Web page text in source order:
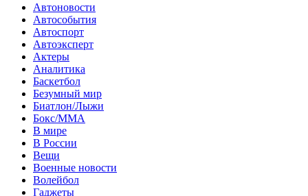
Автоновости
Автособытия
Автоспорт
Автоэксперт
Актеры
Аналитика
Баскетбол
Безумный мир
Биатлон/Лыжи
Бокс/MMA
В мире
В России
Вещи
Военные новости
Волейбол
Гаджеты